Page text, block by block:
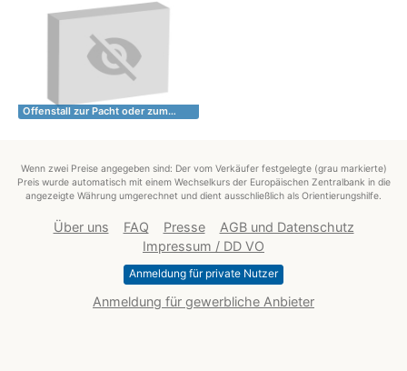
Offenstall zur Pacht oder zum…
Wenn zwei Preise angegeben sind: Der vom Verkäufer festgelegte (grau markierte)
Preis wurde automatisch mit einem Wechselkurs der Europäischen Zentralbank in die
angezeigte Währung umgerechnet und dient ausschließlich als Orientierungshilfe.
Über uns FAQ Presse
AGB und Datenschutz
Impressum / DD VO
Anmeldung für private Nutzer
Anmeldung für gewerbliche Anbieter